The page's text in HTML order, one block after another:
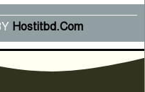
সম্মেলনে অভিযোগ অস্বীকার
প্রণোদিত সংবাদ প্রকাশের
নাজির হাসানের
Hostitbd.Com